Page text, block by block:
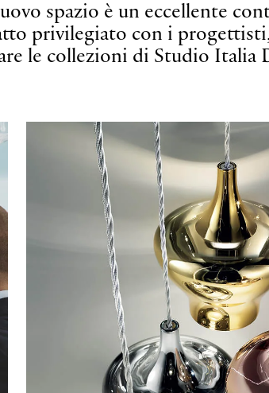
spazio è un eccellente
privilegiato con i
le collezioni di Studio Italia